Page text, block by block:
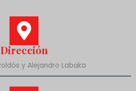
Dirección
y Alejandro Labaka